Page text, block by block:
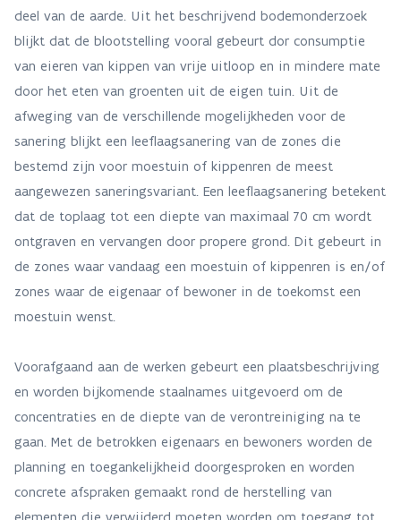
deel van de aarde. Uit het beschrijvend bodemonderzoek
blijkt dat de blootstelling vooral gebeurt dor consumptie
van eieren van kippen van vrije uitloop en in mindere mate
door het eten van groenten uit de eigen tuin. Uit de
afweging van de verschillende mogelijkheden voor de
sanering blijkt een leeflaagsanering van de zones die
bestemd zijn voor moestuin of kippenren de meest
aangewezen saneringsvariant. Een leeflaagsanering betekent
dat de toplaag tot een diepte van maximaal 70 cm wordt
ontgraven en vervangen door propere grond. Dit gebeurt in
de zones waar vandaag een moestuin of kippenren is en/of
zones waar de eigenaar of bewoner in de toekomst een
moestuin wenst.
Voorafgaand aan de werken gebeurt een plaatsbeschrijving
en worden bijkomende staalnames uitgevoerd om de
concentraties en de diepte van de verontreiniging na te
gaan. Met de betrokken eigenaars en bewoners worden de
planning en toegankelijkheid doorgesproken en worden
concrete afspraken gemaakt rond de herstelling van